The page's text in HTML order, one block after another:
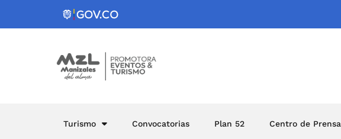
Turismo Convocatorias Plan 52 Centro de Prensa